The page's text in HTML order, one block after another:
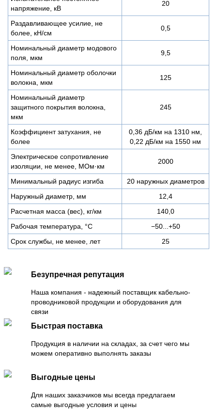
напряжение, кВ
20
Раздавливающее усилие, не
более, кН/см
0,5
Номинальный диаметр модового
поля, мкм
9,5
Номинальный диаметр оболочки
волокна, мкм
125
Номинальный диаметр
защитного покрытия волокна,
мкм
245
Коэффициент затухания, не
более
0,36 дБ/км на 1310 нм,
0,22 дБ/км на 1550 нм
Электрическое сопротивление
изоляции, не менее, МОм·км
2000
Минимальный радиус изгиба
20 наружных диаметров
Наружный диаметр, мм
12,4
Расчетная масса (вес), кг/км
140,0
Рабочая температура, °C
−50...+50
Срок службы, не менее, лет
25
Безупречная репутация
Наша компания - надежный поставщик кабельно-
проводниковой продукции и оборудования для
связи
Быстрая поставка
Продукция в наличии на складах, за счет чего мы
можем оперативно выполнять заказы
Выгодные цены
Для наших заказчиков мы всегда предлагаем
самые выгодные условия и цены